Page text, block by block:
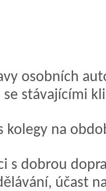
osobních
se stávajícími
kolegy na
s dobrou
účast